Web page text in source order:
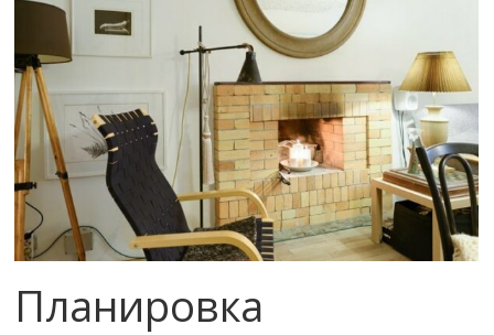
Планировка